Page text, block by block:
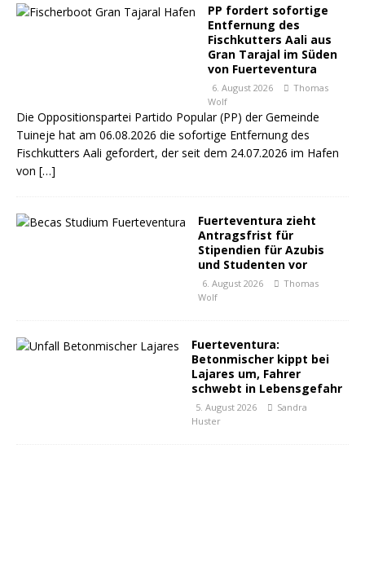
PP fordert sofortige
Entfernung des
Fischkutters Aali aus
Gran Tarajal im Süden
von Fuerteventura
6. August 2026
Thomas
Wolf
Die Oppositionspartei Partido Popular (PP) der Gemeinde
Tuineje hat am 06.08.2026 die sofortige Entfernung des
Fischkutters Aali gefordert, der seit dem 24.07.2026 im Hafen
von […]
Fuerteventura zieht
Antragsfrist für
Stipendien für Azubis
und Studenten vor
6. August 2026
Thomas
Wolf
Fuerteventura:
Betonmischer kippt bei
Lajares um, Fahrer
schwebt in Lebensgefahr
5. August 2026
Sandra
Huster